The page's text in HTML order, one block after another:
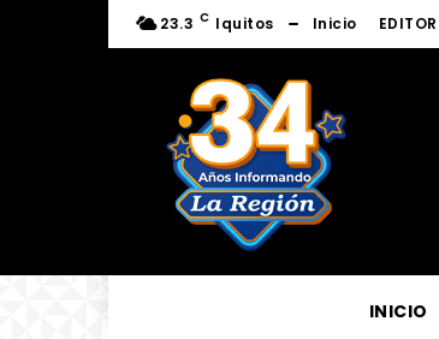
23.3 C Iquitos Inicio
INICIO